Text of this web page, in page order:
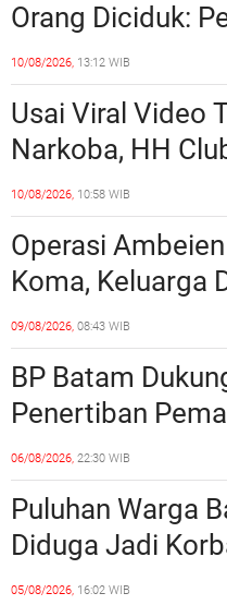
Orang Diciduk:
dan Manajeman
Peredaran
10/08/2026, 13:12 WIB
Usai Viral Video
Narkoba, HH
Dikabarkan
Dittipidnarkoba
Polri?
10/08/2026, 10:58 WIB
Operasi
Koma, Keluarga
Sartika Polisikan
Bros Botania
09/08/2026, 08:43 WIB
BP Batam
Penertiban
Ruang Laut Sesuai
Ketentuan
Perundang-
06/08/2026, 22:30 WIB
Puluhan Warga
Diduga Jadi
Penipuan Kavling
05/08/2026, 16:02 WIB